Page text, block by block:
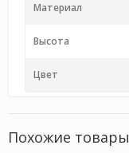
Материал
Высота
Цвет
Похожие товары